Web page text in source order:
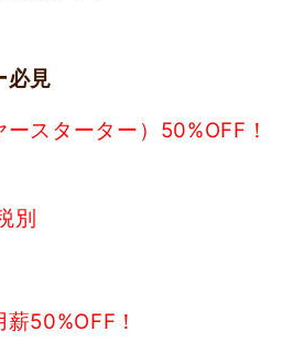
必見
スターター）50%OFF！
別
50%OFF！